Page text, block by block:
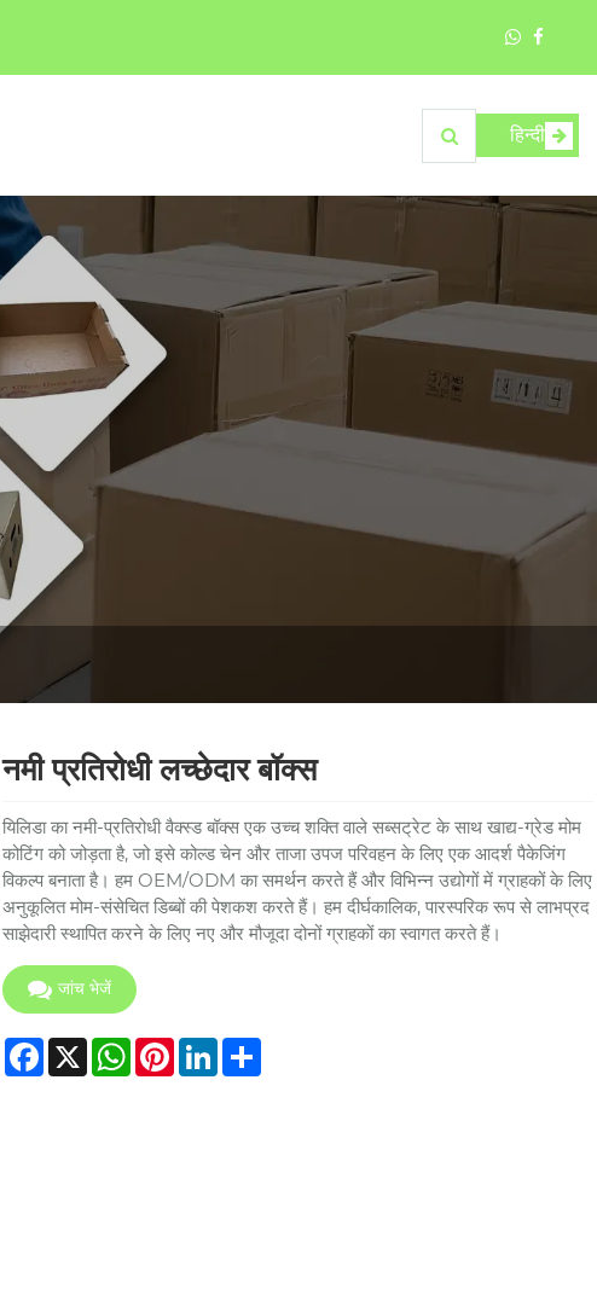
हिन्दी
नमी प्रतिरोधी लच्छेदार बॉक्स
यिलिडा का नमी-प्रतिरोधी वैक्स्ड बॉक्स एक उच्च शक्ति वाले सब्सट्रेट के साथ खाद्य-ग्रेड मोम
कोटिंग को जोड़ता है, जो इसे कोल्ड चेन और ताजा उपज परिवहन के लिए एक आदर्श पैकेजिंग
विकल्प बनाता है। हम OEM/ODM का समर्थन करते हैं और विभिन्न उद्योगों में ग्राहकों के लिए
अनुकूलित मोम-संसेचित डिब्बों की पेशकश करते हैं। हम दीर्घकालिक, पारस्परिक रूप से लाभप्रद
साझेदारी स्थापित करने के लिए नए और मौजूदा दोनों ग्राहकों का स्वागत करते हैं।
जांच भेजें
Facebook
X WhatsApp
PinterestLinkedIn
Share